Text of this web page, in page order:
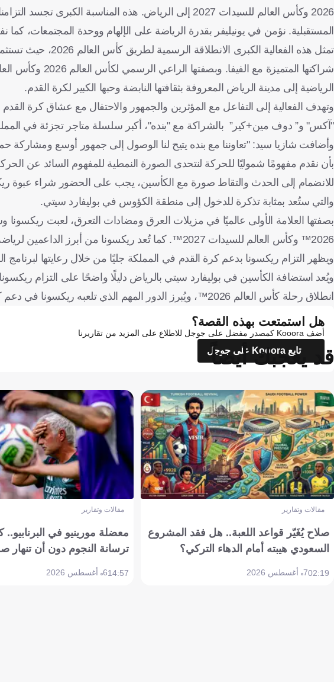
2026 وكأس العالم للسيدات 2027 إلى الرياض. هذه المناسبة
المستقبلية. نؤمن في يونيليفر بقدرة الرياضة على الإلهام ووحدة المجتمعات، كما
تمثل هذه الفعالية
الرياضية إلى مدينة الرياض المعروفة بثقافتها النابضة وحبها الكبير لكرة القدم.
وتهدف الفعالية إلى التفاعل مع المؤثرين والجمهور والاحتفال مع عشاق كرة
"آكس" و” دوف مين+كير” بالشراكة مع "بنده"، أكبر سلسلة متاجر تجزئة في
وأضافت شازيا سيد: "تعاوننا مع بنده يتيح لنا الوصول إلى جمهور أوسع
بأن نقدم مفهومًا شموليًا للحركة لنتحدى الصورة النمطية للمفهوم السائد عن
للانضمام إلى الحدث والتقاط صورة مع الكأسين، يجب على الحضور شراء عبوة
والتي ستُعد بمثابة تذكرة للدخول إلى منطقة الكؤوس في بوليفارد سيتي.
بصفتها العلامة الأولى عالميًا في مزيلات العرق ومضادات التعرق، لعبت ريكسونا
2026™ وكأس العالم للسيدات 2027™. كما تُعد ريكسونا من
ويظهر التزام ريكسونا بدعم كرة القدم في المملكة جليًا من خلال رعايتها
ويُعد استضافة الكأسين في بوليفارد سيتي بالرياض دليلًا واضحًا على التزام
انطلاق رحلة كأس العالم 2026™، ويُبرز الدور المهم الذي تلعبه ريكسونا في دعم كرة القدم للرجال والسيدات على مستوى العالم.
هل استمتعت بهذه القصة؟
أضف Kooora كمصدر مفضل على جوجل للاطلاع على المزيد من تقاريرنا
تابع Kooora على جوجل
قد يعجبك أيضاً
مقالات وتقارير
صلاح يُغَيّر قواعد اللعبة.. هل فقد المشروع
السعودي هيبته أمام الدهاء التركي؟
02:197 أغسطس 2026
مقالات وتقارير
معضلة مورينيو في
ترسانة النجوم دون أن تنهار
14:576 أغسطس 2026